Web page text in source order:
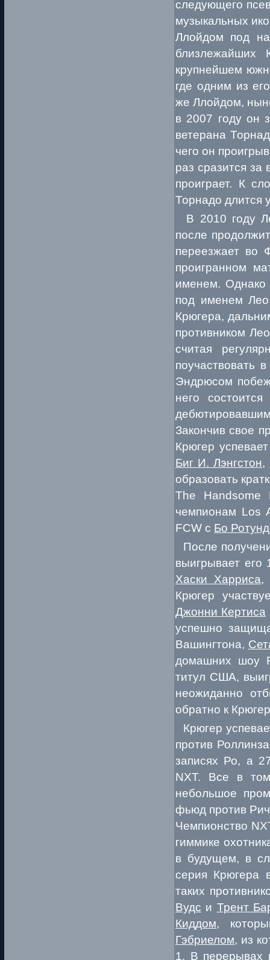
следующего
музыкальных
Ллойдом под
близлежайших
крупнейшем
где одним из
же Ллойдом,
в 2007 году он
ветерана
чего он
раз сразится за
проиграет. К
Торнадо длится
В 2010 году
после
переезжает во
проигранном
именем. Однако
под именем
Крюгера,
противником
считая
поучаствовать
Эндрюсом
него
Закончив свое
Крюгер
Биг И. Лэнгстон,
образовать
The Handsome
чемпионам Los
FCW с Бо
После
выигрывает его
Хаски Харриса,
Крюгер
Джонни Кертиса
успешно
Вашингтона,
домашних шоу
титул США,
неожиданно
обратно к
Крюгер
против
записях Ро, а
NXT. Все в
небольшое
фьюд против
Чемпионство
гиммике
в будущем, в
серия Крюгера
таких
Вудс и Трент
Киддом,
Гэбриелом, из
1. В перерывах